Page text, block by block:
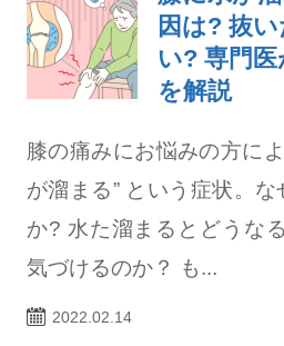
因は? 抜
い? 専門
を解説
膝の痛みにお悩みの方に
が溜まる” という症状。
か? 水た溜まるとどうな
気づけるのか？ も...
2022.02.14